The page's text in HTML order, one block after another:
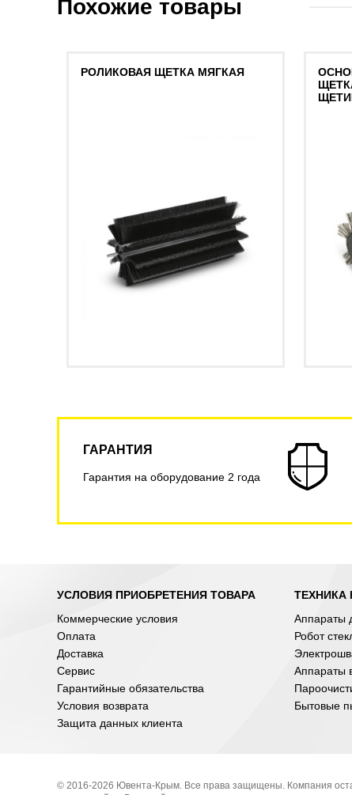
Похожие товары
РОЛИКОВАЯ ЩЕТКА МЯГКАЯ
ГАРАНТИЯ
Гарантия на оборудование 2 года
УСЛОВИЯ ПРИОБРЕТЕНИЯ ТОВАРА
Коммерческие условия
Оплата
Доставка
Сервис
Гарантийные обязательства
Условия возврата
Защита данных клиента
ТЕХНИКА
Аппараты
Робот
Аппараты
Бытовые
© 2016-2026 Ювента-Крым. Все права защищены. Компания